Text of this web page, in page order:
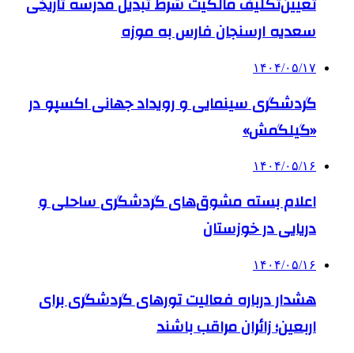
سعدیه ارسنجان فارس به موزه
۱۴۰۴/۰۵/۱۷
گردشگری سینمایی و رویداد جهانی اکسپو در
«گیلگمش»
۱۴۰۴/۰۵/۱۶
اعلام بسته مشوق‌های گردشگری ساحلی و
دریایی در خوزستان
۱۴۰۴/۰۵/۱۶
هشدار درباره فعالیت تورهای گردشگری برای
اربعین؛ زائران مراقب باشند